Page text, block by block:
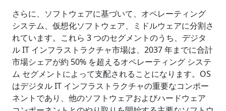
さらに、ソフトウェアに基づいて、オペレーティング
システム、仮想化ソフトウェア、ミドルウェアに分割さ
れています。これら 3 つのセグメントのうち、デジタ
ル IT インフラストラクチャ市場は、2037 年までに合計
市場シェアが約 50% を超えるオペレーティング システ
ム セグメントによって支配されることになります。OS
はデジタル IT インフラストラクチャの重要なコンポー
ネントであり、他のソフトウェアおよびハードウェア